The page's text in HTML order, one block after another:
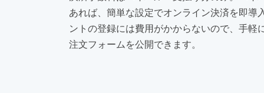
あれば、簡単な設定でオンライン決済を即導
ントの登録には費用がかからないので、手軽
注文フォームを公開できます。